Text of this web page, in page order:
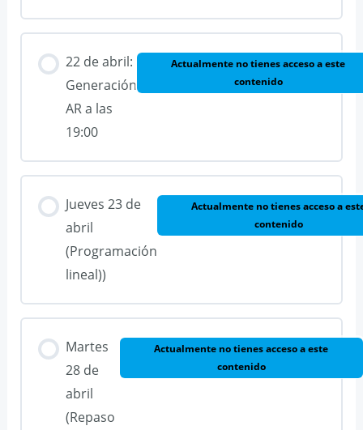
22 de abril:
Generación
AR a las
19:00
Actualmente no tienes acceso a este
contenido
Jueves 23 de
abril
(Programación
lineal))
Actualmente no tienes acceso a
contenido
Martes
28 de
abril
(Repaso
Actualmente no tienes acceso a este
contenido